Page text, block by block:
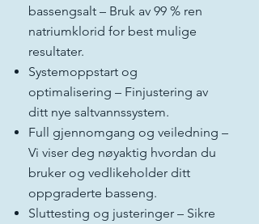
bassengsalt – Bruk av 99 % ren
natriumklorid for best mulige
resultater.
Systemoppstart og
optimalisering – Finjustering av
ditt nye saltvannssystem.
Full gjennomgang og veiledning –
Vi viser deg nøyaktig hvordan du
bruker og vedlikeholder ditt
oppgraderte basseng.
Sluttesting og justeringer – Sikre